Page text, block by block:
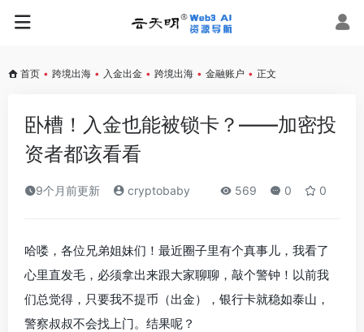
首页 • 跨境出海 • 入金出金 • 跨境出海 • 金融账户 • 正文
卧槽！入金也能被锁卡？——加密投
资者都该看看
9个月前更新 cryptobaby 569 0 0
哈喽，各位兄弟姐妹们！最近圈子里有个真事儿，我看了
心里直发毛，必须拿出来跟大家聊聊，敲个警钟！以前我
们总觉得，只要我不提币（出金），银行卡就稳如泰山，
警察叔叔不会找上门。结果呢？